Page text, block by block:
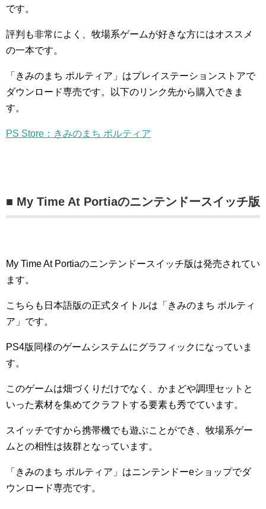
です。
評判も非常によく、牧場系ゲームが好きな方にはオススメ
の一本です。
「きみのまち ポルティア」はプレイステーションストアで
ダウンロード専売です。以下のリンク先から購入できま
す。
PS Store：きみのまち ポルティア
■ My Time At Portiaのニンテンドースイッチ版
My Time At Portiaのニンテンドースイッチ版は発売されてい
ます。
こちらも日本語版の正式タイトルは「きみのまち ポルティ
ア」です。
PS4版同様のゲームシステムにグラフィックになっていま
す。
このゲームは畑づくりだけでなく、かまどや調理セットと
いった素材を集めてクラフトする要素も秀でています。
スイッチですから携帯機でも遊ぶことができ、牧場系ゲー
ムとの相性は抜群となっています。
「きみのまち ポルティア」はニンテンドーeショップでダ
ウンロード専売です。